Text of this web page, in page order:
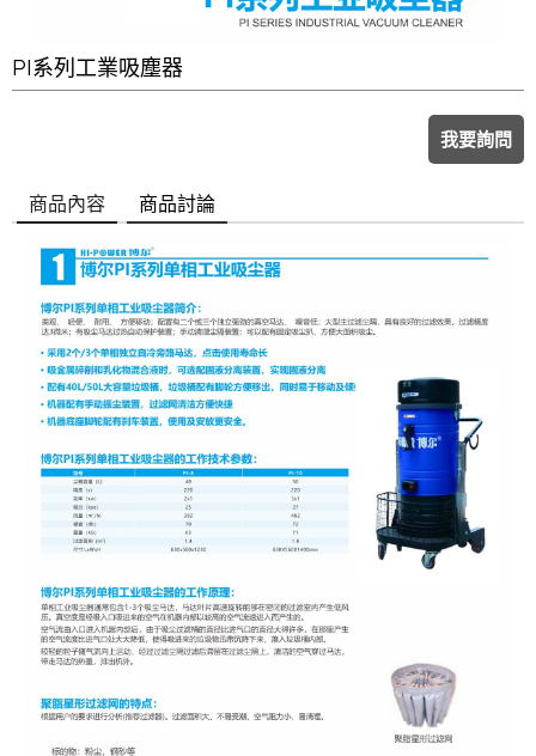
PI系列工業吸塵器
我要詢問
商品內容 商品討論